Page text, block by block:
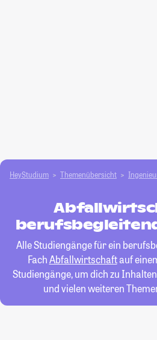
HeyStudium Themenübersicht
Alle Studiengänge für ein
FachAbfallwirtschaftauf
Studiengänge, um dich zu
und vielen weiteren